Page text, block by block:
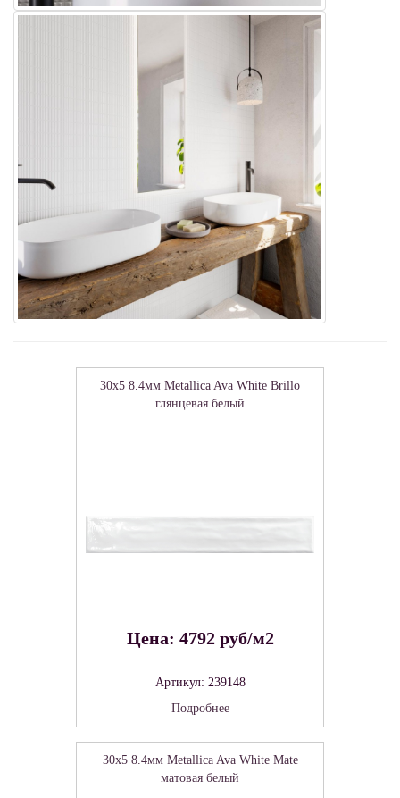
30x5 8.4мм Metallica Ava White Brillo
глянцевая белый
Цена: 4792 руб/м2
Артикул: 239148
Подробнее
30x5 8.4мм Metallica Ava White Mate
матовая белый